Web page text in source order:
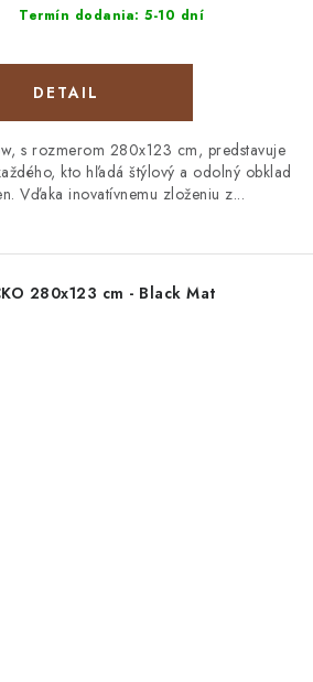
Termín dodania: 5-10 dní
DETAIL
s rozmerom 280x123 cm, predstavuje
kto hľadá štýlový a odolný obklad
Vďaka inovatívnemu zloženiu z...
280x123 cm - Black Mat